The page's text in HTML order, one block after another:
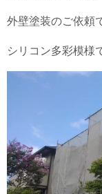
外壁塗装のご依頼
シリコン多彩模様